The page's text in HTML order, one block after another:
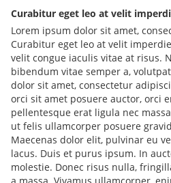
Curabitur eget leo at velit
Lorem ipsum dolor sit amet,
Curabitur eget leo at velit
velit congue iaculis vitae at risus.
bibendum vitae semper a,
dolor sit amet, consectetur
orci sit amet posuere auctor, orci
pellentesque erat ligula nec
ut felis ullamcorper posuere
Maecenas dolor elit, pulvinar eu
lacus. Duis et purus ipsum. In
molestie. Donec risus nulla,